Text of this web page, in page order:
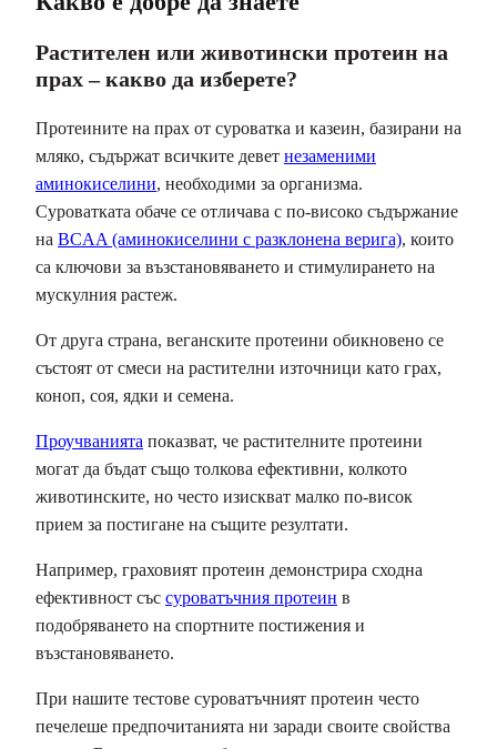
Растителен или животински протеин на
прах – какво да изберете?
Протеините на прах от суроватка и казеин, базирани на
мляко, съдържат всичките девет незаменими
аминокиселини, необходими за организма.
Суроватката обаче се отличава с по-високо съдържание
на BCAA (аминокиселини с разклонена верига), които
са ключови за възстановяването и стимулирането на
мускулния растеж.
От друга страна, веганските протеини обикновено се
състоят от смеси на растителни източници като грах,
коноп, соя, ядки и семена.
Проучванията показват, че растителните протеини
могат да бъдат също толкова ефективни, колкото
животинските, но често изискват малко по-висок
прием за постигане на същите резултати.
Например, граховият протеин демонстрира сходна
ефективност със суроватъчния протеин в
подобряването на спортните постижения и
възстановяването.
При нашите тестове суроватъчният протеин често
печелеше предпочитанията ни заради своите свойства